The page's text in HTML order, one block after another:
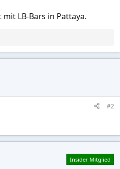
LB-Bars in Pattaya.
#2
Insider Mitglied